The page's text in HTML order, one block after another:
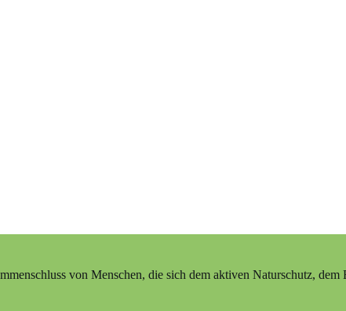
von Menschen, die sich dem aktiven Naturschutz,